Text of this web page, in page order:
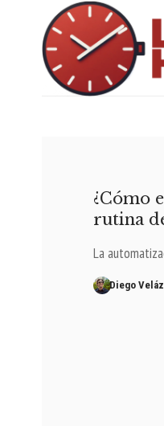
¿Cómo
rutina
La
Diego